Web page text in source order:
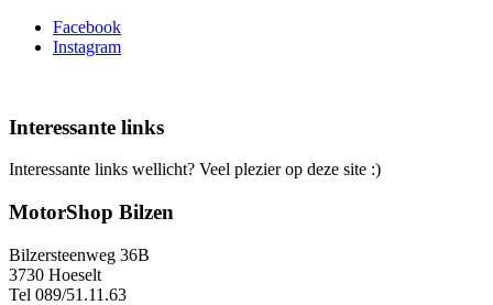
Facebook
Instagram
Interessante links
Interessante links wellicht? Veel plezier op deze site :)
MotorShop Bilzen
Bilzersteenweg 36B
3730 Hoeselt
Tel 089/51.11.63